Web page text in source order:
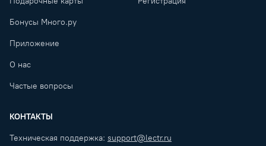
Бонусы Много.ру
Приложение
О нас
Частые вопросы
КОНТАКТЫ
Техническая поддержка: support@lectr.ru